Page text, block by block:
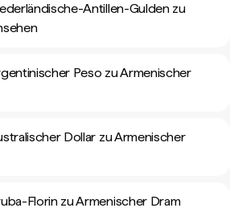
Antillen-Gulden zu
Peso zu Armenischer
Dollar zu Armenischer
Florin zu Armenischer Dram